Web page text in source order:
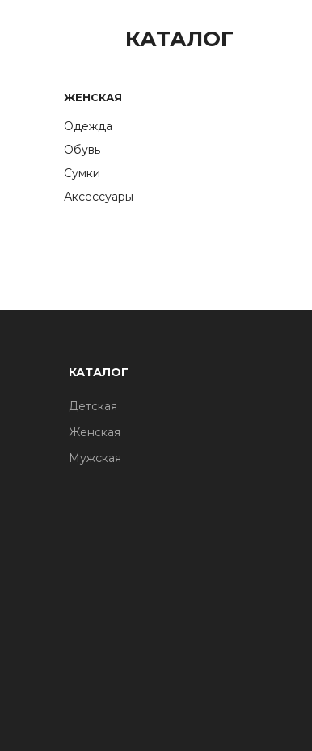
КАТАЛОГ
ЖЕНСКАЯ
Одежда
Обувь
Сумки
Аксессуары
КАТАЛОГ
Детская
Женская
Мужская